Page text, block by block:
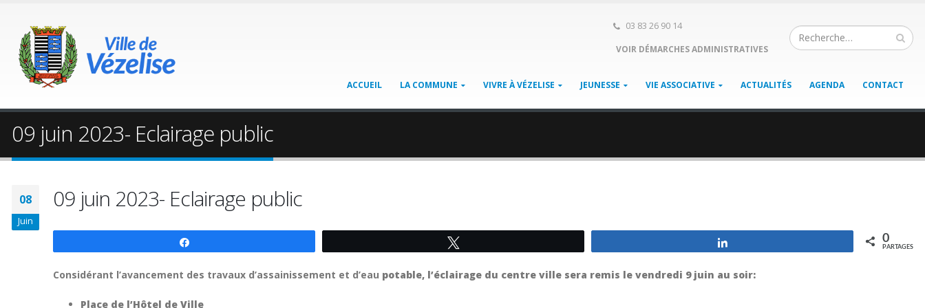
03 83 26 90 14
VOIR DÉMARCHES ADMINISTRATIVES
ACCUEIL LA COMMUNE VIVRE À VÉZELISE JEUNESSE VIE ASSOCIATIVE ACTUALITÉS AGENDA CONTACT
09 juin 2023- Eclairage public
08
Juin
09 juin 2023- Eclairage public
0
PARTAGES
Considérant l’avancement des travaux d’assainissement et d’eau potable, l’éclairage du centre ville sera remis le vendredi 9 juin au soir:
Place de l’Hôtel de Ville